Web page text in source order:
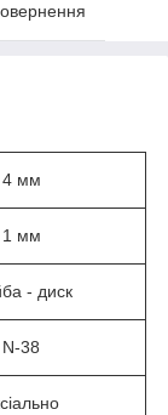
4 мм
1 мм
- диск
N-38